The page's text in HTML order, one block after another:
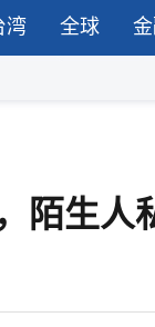
湾 全球
陌生人